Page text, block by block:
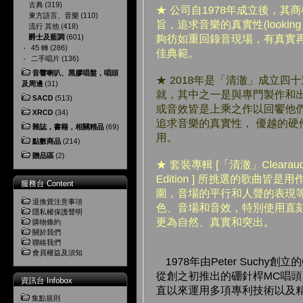
古典 (319)
東方語言、音樂 (110)
流行 其他 (418)
爵士及藍調 (601)
- 45 轉 (286)
- 二手唱片 (136)
音響喇叭、黑膠唱盤，唱頭
及周邊 (31)
SACD (513)
XRCD (34)
雜誌，書籍，相關精品 (69)
點數商品 (214)
贈品區 (2)
服務台 Content
退換貨注意事項
隱私權保護聲明
購物條約
關於我們
聯絡我們
會員權益及須知
資訊台 Infobox
集點規則
★ 公司自1978年成立後，其
旨，追求音樂的真實性
夠彷如重回錄音現場，有真實
佳典範。
★ 2018年是「清澈」成立四
就，其中之一是與專門製作和
或音效皆是上乘之作以回饗他
追求音樂的真實性， 優越的
用。
★ 套裝專輯 [「清澈」
Edition ] 所挑選的歌曲皆是用
圍，音場的平行和人聲的表現
色、音場和音效，特別使用直
更為自然、真實和突出。
1978年由Peter Suchy創立
從創之初推出的硼針桿MC唱
直以來運用多項專利技術以及